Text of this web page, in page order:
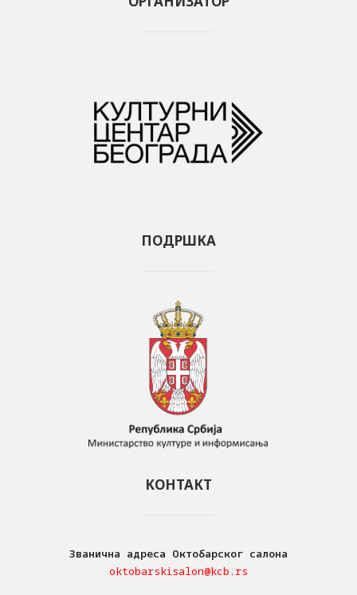
ПОДРШКА
КОНТАКТ
Званична адреса Октобарског салона
oktobarskisalon@kcb.rs